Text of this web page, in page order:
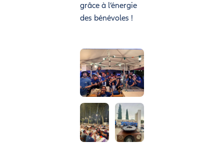
grâce à l’énergie
des bénévoles !